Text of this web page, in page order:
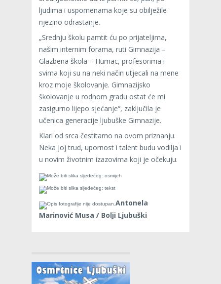
ljudima i uspomenama koje su obilježile
njezino odrastanje.
„Srednju školu pamtit ću po prijateljima,
našim internim forama, ruti Gimnazija –
Glazbena škola – Humac, profesorima i
svima koji su na neki način utjecali na mene
kroz moje školovanje. Gimnazijsko
školovanje u rodnom gradu ostat će mi
zasigurno lijepo sjećanje“, zaključila je
učenica generacije ljubuške Gimnazije.
Klari od srca čestitamo na ovom priznanju.
Neka joj trud, upornost i talent budu vodilja i
u novim životnim izazovima koji je očekuju.
Antonela
Marinović Musa / Bolji Ljubuški